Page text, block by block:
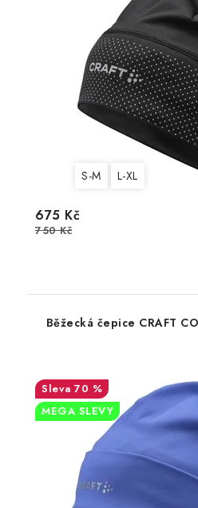
S-M L-XL
675 Kč
750 Kč
Běžecká čepice CRAFT
70 %
MEGA SLEVY